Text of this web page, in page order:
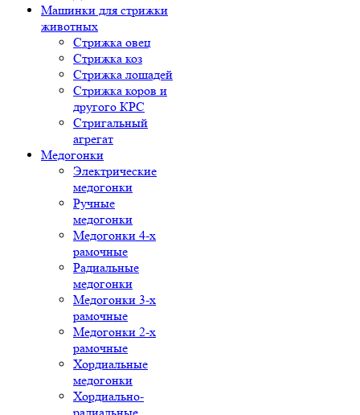
Машинки для стрижки
животных
Стрижка овец
Стрижка коз
Стрижка лошадей
Стрижка коров и
другого КРС
Стригальный
агрегат
Медогонки
Электрические
медогонки
Ручные
медогонки
Медогонки 4-х
рамочные
Радиальные
медогонки
Медогонки 3-х
рамочные
Медогонки 2-х
рамочные
Хордиальные
медогонки
Хордиально-